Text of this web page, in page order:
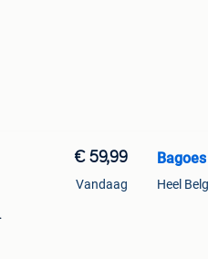
€ 59,99
Vandaag
Bagoes
Heel